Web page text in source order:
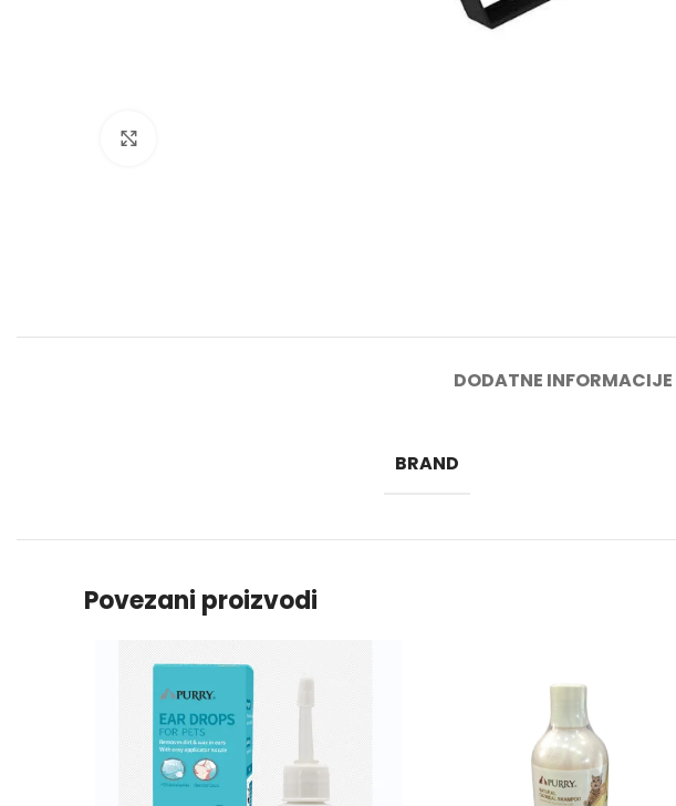
DODATNE INFORMACIJE
BRAND
Povezani proizvodi